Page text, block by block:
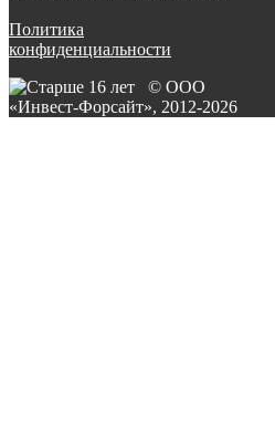
Политика
конфиденциальности
© ООО
«Инвест-Форсайт», 2012-2026